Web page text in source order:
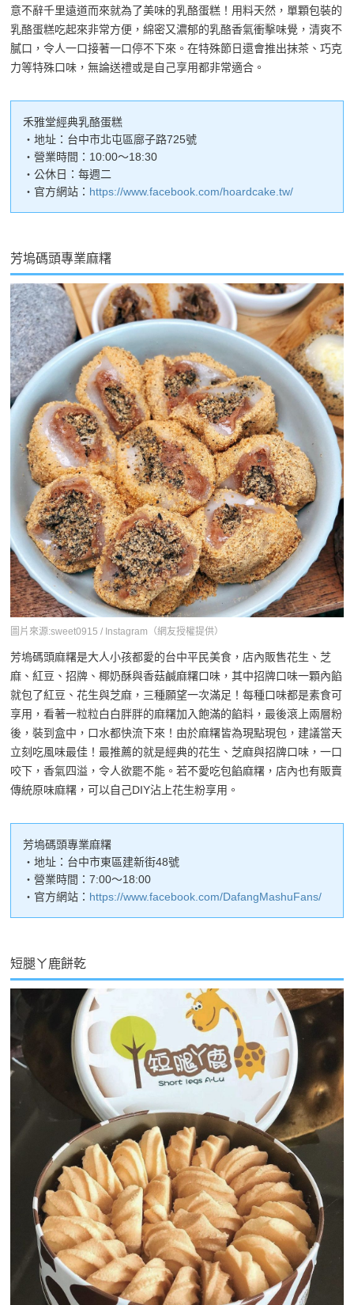
意不辭千里遠道而來就為了美味的乳酪蛋糕！用料天然，單顆包裝的
乳酪蛋糕吃起來非常方便，綿密又濃郁的乳酪香氣衝擊味覺，清爽不
膩口，令人一口接著一口停不下來。在特殊節日還會推出抹茶、巧克
力等特殊口味，無論送禮或是自己享用都非常適合。
禾雅堂經典乳酪蛋糕
・地址：台中市北屯區廍子路725號
・營業時間：10:00～18:30
・公休日：每週二
・官方網站： https://www.facebook.com/hoardcake.tw/
芳塢碼頭專業麻糬
圖片來源:sweet0915 / Instagram（網友授權提供）
芳塢碼頭麻糬是大人小孩都愛的台中平民美食，店內販售花生、芝
麻、紅豆、招牌、椰奶酥與香菇鹹麻糬口味，其中招牌口味一顆內餡
就包了紅豆、花生與芝麻，三種願望一次滿足！每種口味都是素食可
享用，看著一粒粒白白胖胖的麻糬加入飽滿的餡料，最後滾上兩層粉
後，裝到盒中，口水都快流下來！由於麻糬皆為現點現包，建議當天
立刻吃風味最佳！最推薦的就是經典的花生、芝麻與招牌口味，一口
咬下，香氣四溢，令人欲罷不能。若不愛吃包餡麻糬，店內也有販賣
傳統原味麻糬，可以自己DIY沾上花生粉享用。
芳塢碼頭專業麻糬
・地址：台中市東區建新街48號
・營業時間：7:00～18:00
・官方網站： https://www.facebook.com/DafangMashuFans/
短腿ㄚ鹿餅乾